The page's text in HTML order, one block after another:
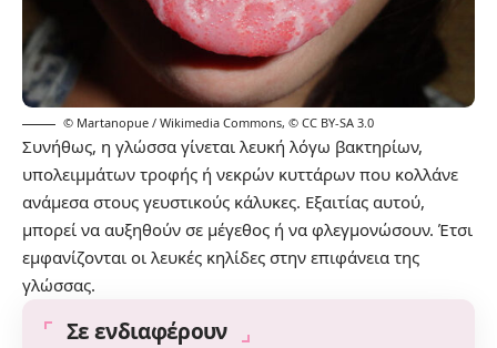
© Martanopue / Wikimedia Commons, © CC BY-SA 3.0
Συνήθως, η γλώσσα γίνεται λευκή λόγω βακτηρίων,
υπολειμμάτων τροφής ή νεκρών κυττάρων που κολλάνε
ανάμεσα στους γευστικούς κάλυκες. Εξαιτίας αυτού,
μπορεί να αυξηθούν σε μέγεθος ή να φλεγμονώσουν. Έτσι
εμφανίζονται οι λευκές κηλίδες στην επιφάνεια της
γλώσσας.
Σε ενδιαφέρουν